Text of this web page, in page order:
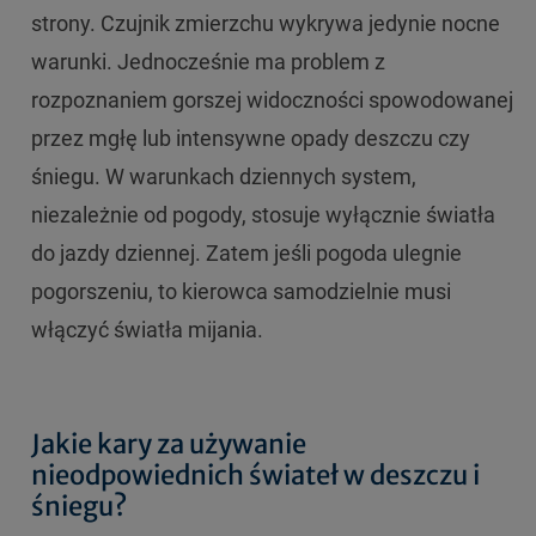
strony. Czujnik zmierzchu wykrywa jedynie nocne
warunki. Jednocześnie ma problem z
rozpoznaniem gorszej widoczności spowodowanej
przez mgłę lub intensywne opady deszczu czy
śniegu. W warunkach dziennych system,
niezależnie od pogody, stosuje wyłącznie światła
do jazdy dziennej. Zatem jeśli pogoda ulegnie
pogorszeniu, to kierowca samodzielnie musi
włączyć światła mijania.
Jakie kary za używanie
nieodpowiednich świateł w deszczu i
śniegu?